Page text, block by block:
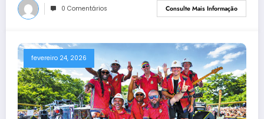
0 Comentários Consulte Mais Informação
fevereiro 24, 2026